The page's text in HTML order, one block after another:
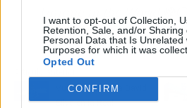
I want to opt-out of Collection,
Retention, Sale, and/or Sharing
Personal Data that Is Unrelated
Purposes for which it was
Opted Out
CONFIRM
May 28,
Vuelve la fórmula David
Silva en la Real